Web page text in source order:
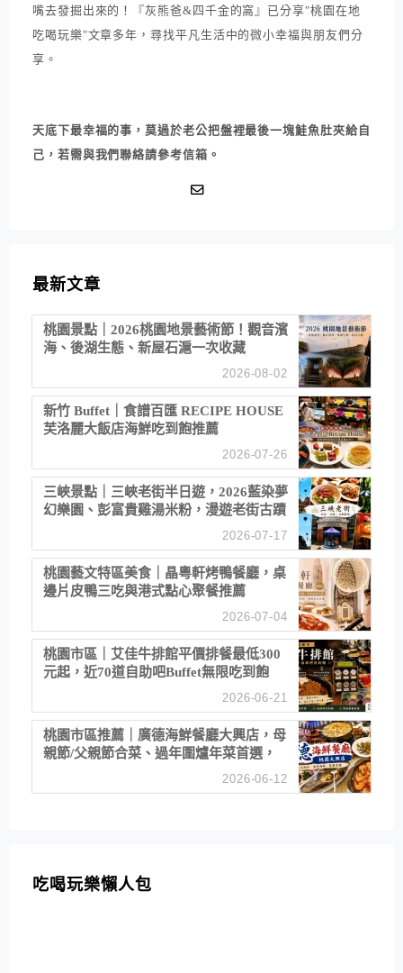
嘴去發掘出來的！『灰熊爸&四千金的窩』已分享"桃園在地
吃喝玩樂"文章多年，尋找平凡生活中的微小幸福與朋友們分
享。
天底下最幸福的事，莫過於老公把盤裡最後一塊鮭魚肚夾給自
己，若需與我們聯絡請參考信箱。
最新文章
桃園景點｜2026桃園地景藝術節！觀音濱
海、後湖生態、新屋石滬一次收藏
2026-08-02
新竹 Buffet｜食譜百匯 RECIPE HOUSE
芙洛麗大飯店海鮮吃到飽推薦
2026-07-26
三峽景點｜三峽老街半日遊，2026藍染夢
幻樂園、彭富貴雞湯米粉，漫遊老街古蹟
2026-07-17
桃園藝文特區美食｜晶粵軒烤鴨餐廳，桌
邊片皮鴨三吃與港式點心聚餐推薦
2026-07-04
桃園市區｜艾佳牛排館平價排餐最低300
元起，近70道自助吧Buffet無限吃到飽
2026-06-21
桃園市區推薦｜廣德海鮮餐廳大興店，母
親節/父親節合菜、過年圍爐年菜首選，
2026-06-12
吃喝玩樂懶人包